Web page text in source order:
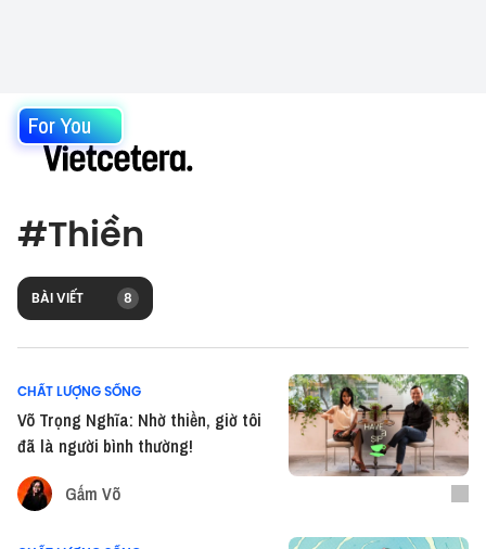
For You
#Thiền
BÀI VIẾT 8
CHẤT LƯỢNG SỐNG
Võ Trọng Nghĩa: Nhờ thiền, giờ tôi
đã là người bình thường!
Gấm Võ